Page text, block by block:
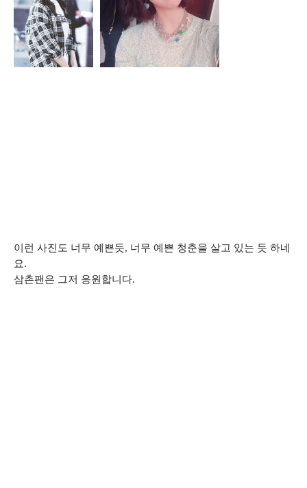
이런 사진도 너무 예쁜듯, 너무 예쁜 청춘을 살고 있는 듯 하네
요.
삼촌팬은 그저 응원합니다.